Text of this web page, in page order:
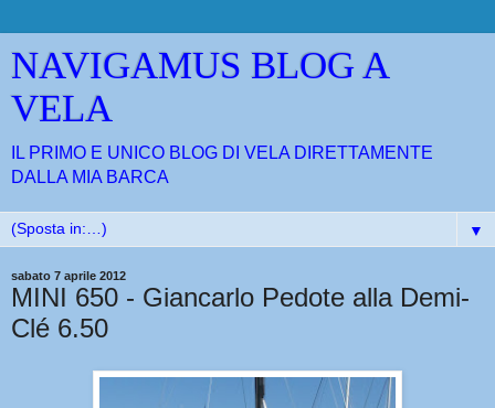
NAVIGAMUS BLOG A
VELA
IL PRIMO E UNICO BLOG DI VELA DIRETTAMENTE
DALLA MIA BARCA
▼
sabato 7 aprile 2012
MINI 650 - Giancarlo Pedote alla Demi-
Clé 6.50